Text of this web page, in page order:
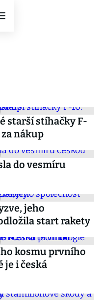
starší stíhačky F-
nákup
do vesmíru
jeho
start rakety
kosmu prvního
je i česká